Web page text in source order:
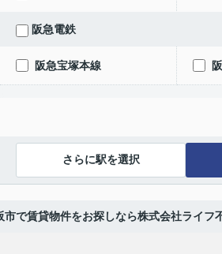
阪急電鉄
阪急宝塚本線
さらに駅を選択
市で賃貸物件をお探しなら株式会社ライフ